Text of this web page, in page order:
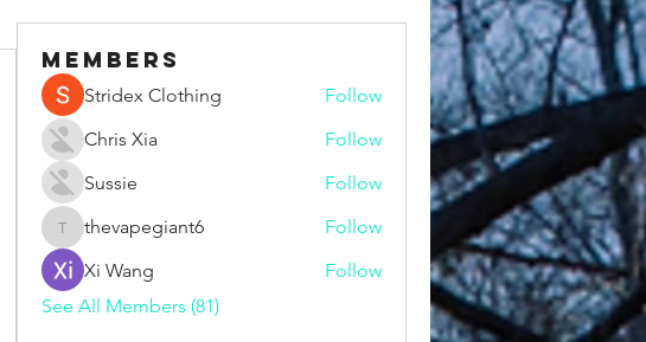
Members
Stridex Clothing
Follow
Chris Xia
Follow
Sussie
Follow
thevapegiant6
thevapegiant6
Follow
Xi Wang
Follow
See All Members (81)